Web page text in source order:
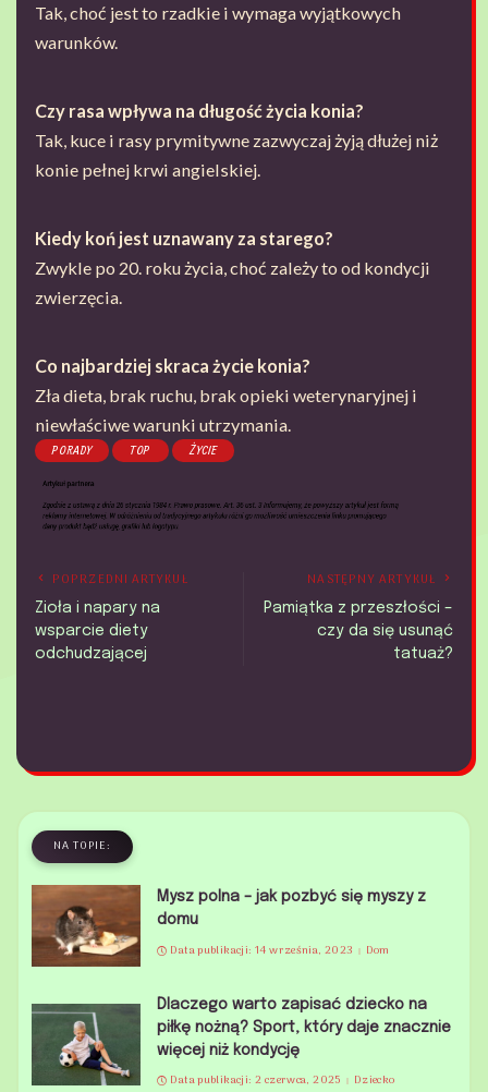
Tak, choć jest to rzadkie i wymaga wyjątkowych
warunków.
Czy rasa wpływa na długość życia konia?
Tak, kuce i rasy prymitywne zazwyczaj żyją dłużej niż
konie pełnej krwi angielskiej.
Kiedy koń jest uznawany za starego?
Zwykle po 20. roku życia, choć zależy to od kondycji
zwierzęcia.
Co najbardziej skraca życie konia?
Zła dieta, brak ruchu, brak opieki weterynaryjnej i
niewłaściwe warunki utrzymania.
PORADY
TOP ŻYCIE
POPRZEDNI ARTYKUŁ
Zioła i napary na
wsparcie diety
odchudzającej
NASTĘPNY ARTYKUŁ
Pamiątka z przeszłości –
czy da się usunąć
tatuaż?
NA TOPIE:
Mysz polna – jak pozbyć się myszy z
domu
Data publikacji: 14 września, 2023 Dom
Dlaczego warto zapisać dziecko na
piłkę nożną? Sport, który daje znacznie
więcej niż kondycję
Data publikacji: 2 czerwca, 2025 Dziecko